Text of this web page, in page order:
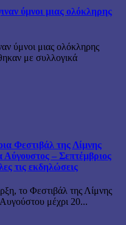
ύμνοι μιας ολόκληρης
ύμνοι μιας ολόκληρης
με συλλογικά
Φεστιβάλ της Λίμνης
– Σεπτέμβριος
τις εκδηλώσεις
το Φεστιβάλ της Λίμνης
μέχρι 20...